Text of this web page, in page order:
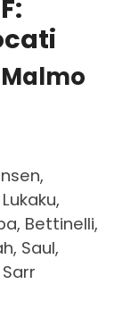
Bettinelli,
Saul,